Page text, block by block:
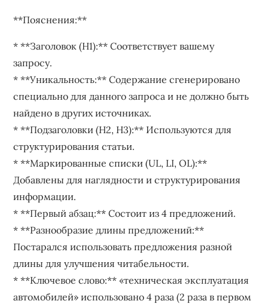
**Пояснения:**
* **Заголовок (H1):** Соответствует вашему
запросу.
* **Уникальность:** Содержание сгенерировано
специально для данного запроса и не должно быть
найдено в других источниках.
* **Подзаголовки (H2, H3):** Используются для
структурирования статьи.
* **Маркированные списки (UL, LI, OL):**
Добавлены для наглядности и структурирования
информации.
* **Первый абзац:** Состоит из 4 предложений.
* **Разнообразие длины предложений:**
Постарался использовать предложения разной
длины для улучшения читабельности.
* **Ключевое слово:** «техническая эксплуатация
автомобилей» использовано 4 раза (2 раза в первом